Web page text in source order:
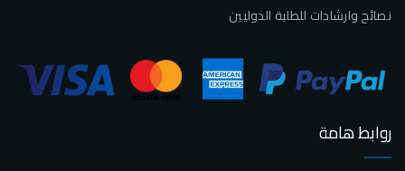
نصائح وارشادات للطلبة الدوليين
روابط هامة